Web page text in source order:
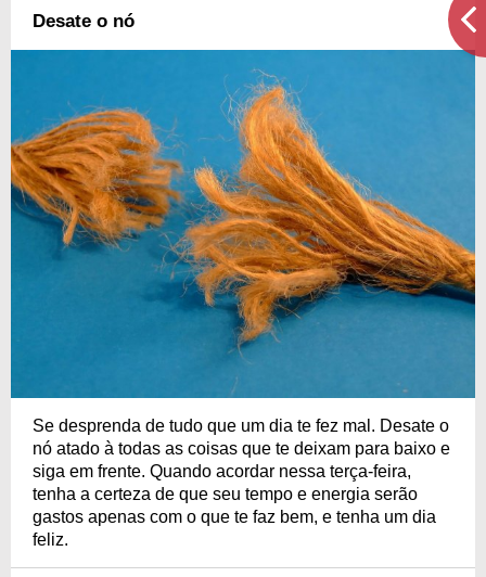
Desate o nó
Se desprenda de tudo que um dia te fez mal. Desate o
nó atado à todas as coisas que te deixam para baixo e
siga em frente. Quando acordar nessa terça-feira,
tenha a certeza de que seu tempo e energia serão
gastos apenas com o que te faz bem, e tenha um dia
feliz.